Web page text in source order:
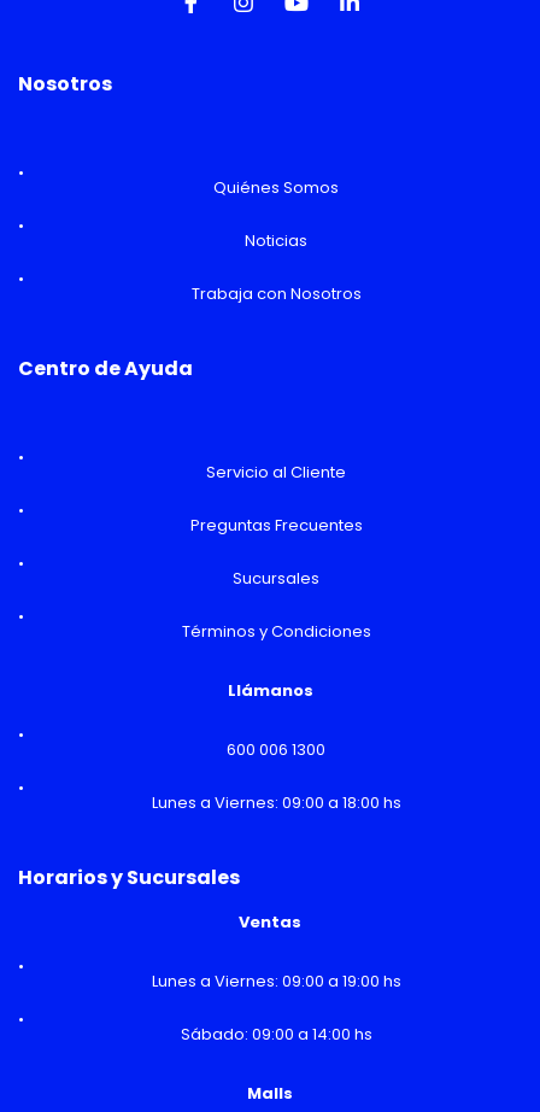
Nosotros
Quiénes Somos
Noticias
Trabaja con Nosotros
Centro de Ayuda
Servicio al Cliente
Preguntas Frecuentes
Sucursales
Términos y Condiciones
Llámanos
600 006 1300
Lunes a Viernes: 09:00 a 18:00 hs
Horarios y Sucursales
Ventas
Lunes a Viernes: 09:00 a 19:00 hs
Sábado: 09:00 a 14:00 hs
Malls